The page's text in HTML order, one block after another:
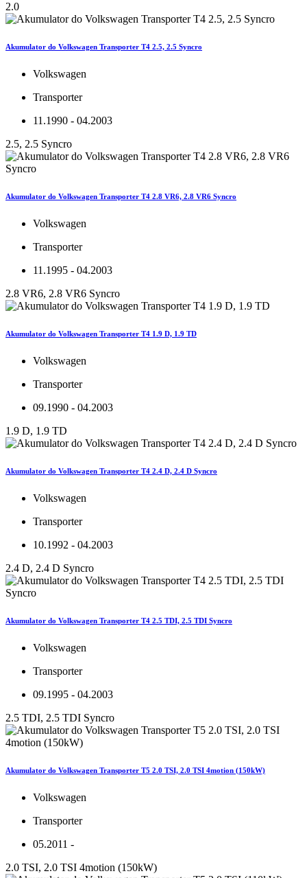
2.0
Akumulator do Volkswagen Transporter T4 2.5, 2.5 Syncro
Volkswagen
Transporter
11.1990 - 04.2003
2.5, 2.5 Syncro
Akumulator do Volkswagen Transporter T4 2.8 VR6, 2.8 VR6 Syncro
Volkswagen
Transporter
11.1995 - 04.2003
2.8 VR6, 2.8 VR6 Syncro
Akumulator do Volkswagen Transporter T4 1.9 D, 1.9 TD
Volkswagen
Transporter
09.1990 - 04.2003
1.9 D, 1.9 TD
Akumulator do Volkswagen Transporter T4 2.4 D, 2.4 D Syncro
Volkswagen
Transporter
10.1992 - 04.2003
2.4 D, 2.4 D Syncro
Akumulator do Volkswagen Transporter T4 2.5 TDI, 2.5 TDI Syncro
Volkswagen
Transporter
09.1995 - 04.2003
2.5 TDI, 2.5 TDI Syncro
Akumulator do Volkswagen Transporter T5 2.0 TSI, 2.0 TSI 4motion (150kW)
Volkswagen
Transporter
05.2011 -
2.0 TSI, 2.0 TSI 4motion (150kW)